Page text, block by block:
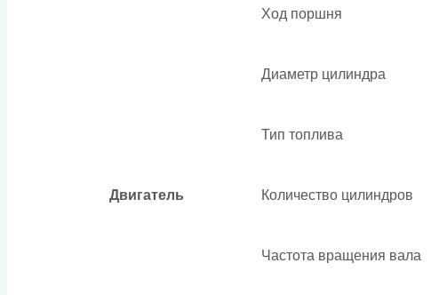
Двигатель
Ход поршня
Диаметр цилиндра
Тип топлива
Количество цилиндров
Частота вращения вала